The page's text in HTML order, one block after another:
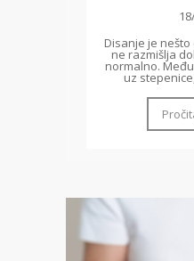
Disanje je
ne razmišlja
normalno.
uz